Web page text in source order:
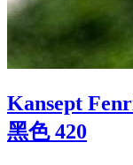
Kansept
黑色 420